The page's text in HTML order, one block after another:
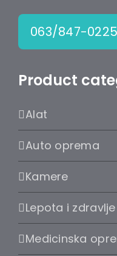
063/847-0225
Product
Alat
Auto oprema
Kamere
Lepota i zdravlje
Medicinska